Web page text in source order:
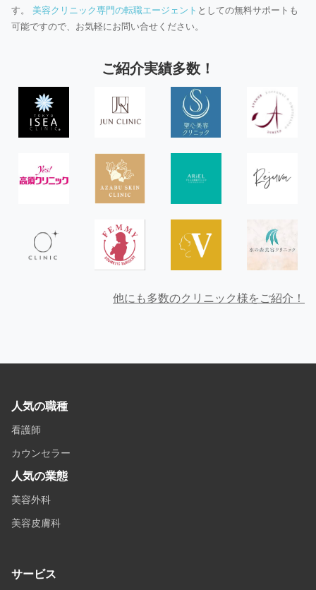
す。 美容クリニック専門の転職エージェント としての無料サポートも
可能ですので、お気軽にお問い合せください。
ご紹介実績多数！
他にも多数のクリニック様をご紹介！
人気の職種
看護師
カウンセラー
人気の業態
美容外科
美容皮膚科
サービス